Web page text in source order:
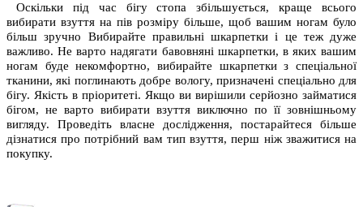
Оскільки під час бігу стопа збільшується, краще всього
вибирати взуття на пів розміру більше, щоб вашим ногам було
більш зручно Вибирайте правильні шкарпетки і це теж дуже
важливо. Не варто надягати бавовняні шкарпетки, в яких вашим
ногам буде некомфортно, вибирайте шкарпетки з спеціальної
тканини, які поглинають добре вологу, призначені спеціально для
бігу. Якість в пріоритеті. Якщо ви вирішили серйозно займатися
бігом, не варто вибирати взуття виключно по її зовнішньому
вигляду. Проведіть власне дослідження, постарайтеся більше
дізнатися про потрібний вам тип взуття, перш ніж зважитися на
покупку.